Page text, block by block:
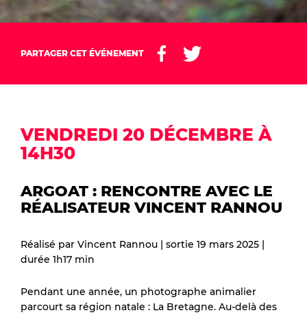
PARTAGER CET ÉVÉNEMENT
VENDREDI 20 DÉCEMBRE À
14H30
ARGOAT : RENCONTRE AVEC LE
RÉALISATEUR VINCENT RANNOU
Réalisé par Vincent Rannou | sortie 19 mars 2025 |
durée 1h17 min
Pendant une année, un photographe animalier
parcourt sa région natale : La Bretagne. Au-delà des